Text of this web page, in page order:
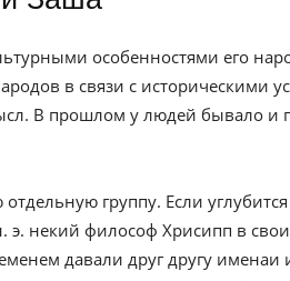
особенностями его
в связи с историческими
В прошлом у людей бывало
группу. Если
э. некий философ Хрисипп в
давали друг другу именаи